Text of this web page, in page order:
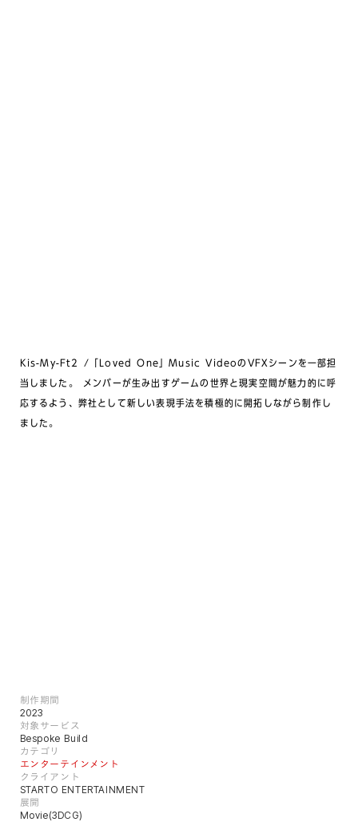
Kis-My-Ft2 /「Loved One」Music VideoのVFXシーンを一部担
当しました。 メンバーが生み出すゲームの世界と現実空間が魅力的に呼
応するよう、弊社として新しい表現手法を積極的に開拓しながら制作し
ました。
制作期間
2023
対象サービス
Bespoke Build
カテゴリ
エンターテインメント
クライアント
STARTO ENTERTAINMENT
展開
Movie(3DCG)